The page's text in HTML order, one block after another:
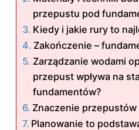
przepustu pod
Kiedy i jakie rury to
Zakończenie –
Zarządzanie wodami
przepust wpływa na
fundamentów?
Znaczenie
Planowanie to